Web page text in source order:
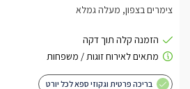
צימרים בצפון, מעלה גמלא
בריכה פרטית וגקוזי ספא לכל יורט